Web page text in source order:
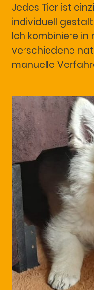
Jedes Tier ist
individuell
Ich kombiniere in
verschiedene
manuelle